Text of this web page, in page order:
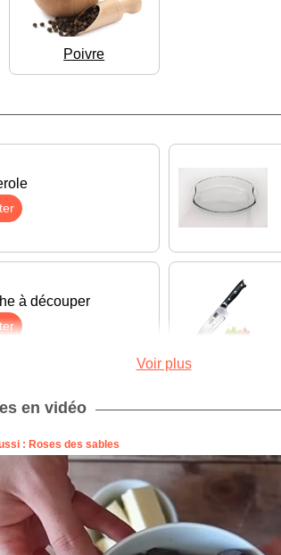
Poivre
à découper
Voir plus
en vidéo